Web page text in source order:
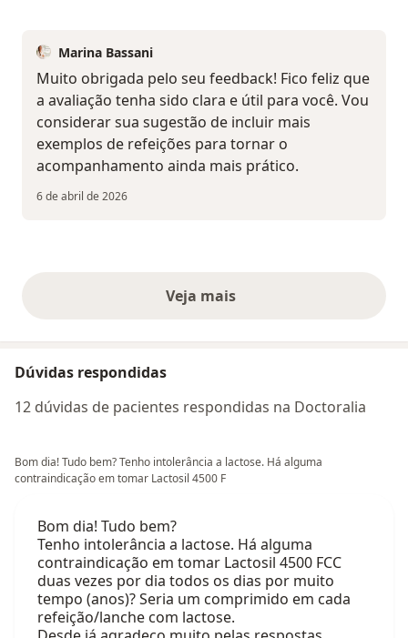
Marina Bassani
Muito obrigada pelo seu feedback! Fico feliz que
a avaliação tenha sido clara e útil para você. Vou
considerar sua sugestão de incluir mais
exemplos de refeições para tornar o
acompanhamento ainda mais prático.
6 de abril de 2026
Veja maisopiniões acima
Dúvidas respondidas
12 dúvidas de pacientes respondidas na Doctoralia
Bom dia! Tudo bem? Tenho intolerância a lactose. Há alguma
contraindicação em tomar Lactosil 4500 F
Bom dia! Tudo bem?
Tenho intolerância a lactose. Há alguma
contraindicação em tomar Lactosil 4500 FCC
duas vezes por dia todos os dias por muito
tempo (anos)? Seria um comprimido em cada
refeição/lanche com lactose.